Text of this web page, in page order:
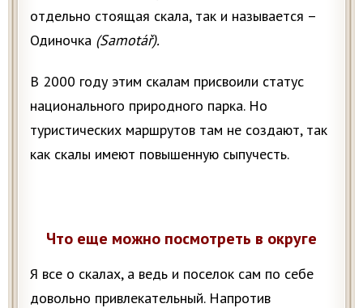
отдельно стоящая скала, так и называется –
Одиночка (Samotář).
В 2000 году этим скалам присвоили статус
национального природного парка. Но
туристических маршрутов там не создают, так
как скалы имеют повышенную сыпучесть.
Что еще можно посмотреть в округе
Я все о скалах, а ведь и поселок сам по себе
довольно привлекательный. Напротив